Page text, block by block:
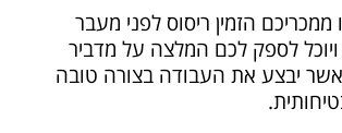
ממכריכם הזמין ריסוס לפני מעבר
לספק לכם המלצה על מדביר
אשר יבצע את העבודה בצורה טובה